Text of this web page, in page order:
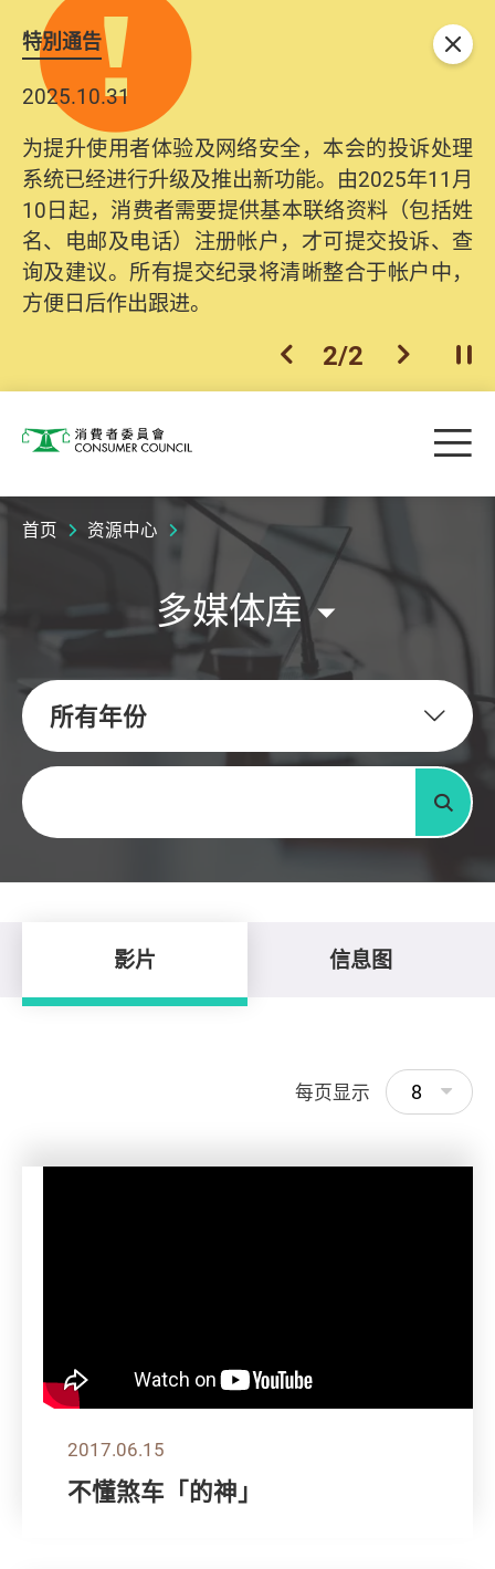
特別通告
2025.10.31
为提升使用者体验及网络安全，本会的投诉处理
系统已经进行升级及推出新功能。由2025年11月
10日起，消费者需要提供基本联络资料（包括姓
名、电邮及电话）注册帐户，才可提交投诉、查
询及建议。所有提交纪录将清晰整合于帐户中，
方便日后作出跟进。
上一个
2/2 下一个开
关闭
消费者委员会 目
首页 资源中心
多媒体库
所有年份
关键字
搜寻
影片 信息图
每页显示 8
2017.06.15
不懂煞车「的神」